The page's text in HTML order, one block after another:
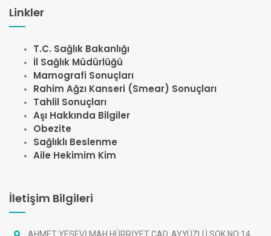
Linkler
T.C. Sağlık Bakanlığı
İl Sağlık Müdürlüğü
Mamografi Sonuçları
Rahim Ağzı Kanseri (Smear) Sonuçları
Tahlil Sonuçları
Aşı Hakkında Bilgiler
Obezite
Sağlıklı Beslenme
Aile Hekimim Kim
İletişim Bilgileri